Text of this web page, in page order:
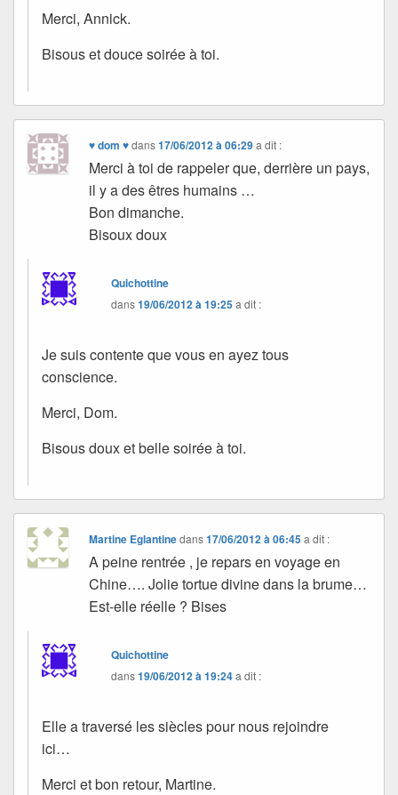
Merci, Annick.
Bisous et douce soirée à toi.
♥ dom ♥dans17/06/2012 à 06:29 a dit :
Merci à toi de rappeler que, derrière un pays,
il y a des êtres humains …
Bon dimanche.
Bisoux doux
Quichottine
dans19/06/2012 à 19:25a dit :
Je suis contente que vous en ayez tous
conscience.
Merci, Dom.
Bisous doux et belle soirée à toi.
Martine Eglantinedans17/06/2012 à 06:45 a dit :
A peine rentrée , je repars en voyage en
Chine…. Jolie tortue divine dans la brume…
Est-elle réelle ? Bises
Quichottine
dans19/06/2012 à 19:24a dit :
Elle a traversé les siècles pour nous rejoindre
ici…
Merci et bon retour, Martine.